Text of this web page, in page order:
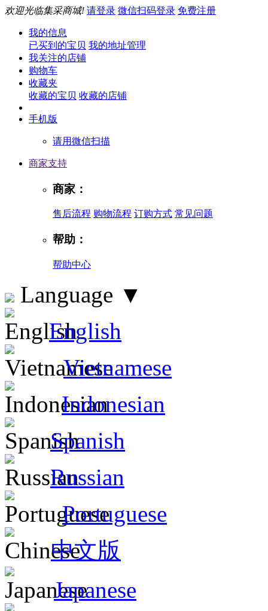
欢迎光临集采商城! 请登录 微信扫码登录 免费注册
我的信息
已买到的宝贝 我的地址管理
我关注的店铺
购物车
收藏夹
收藏的宝贝 收藏的店铺
手机版
请用微信扫描
商家支持
商家：
售后流程 购物流程 订购方式 常见问题
帮助：
帮助中心
Language ▼
English
Vietnamese
Indonesian
Spanish
Russian
Portuguese
中文版
Japanese